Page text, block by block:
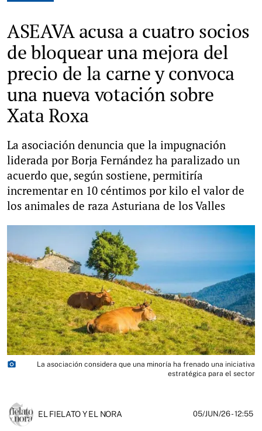
ASEAVA acusa a cuatro socios
de bloquear una mejora del
precio de la carne y convoca
una nueva votación sobre
Xata Roxa
La asociación denuncia que la impugnación
liderada por Borja Fernández ha paralizado un
acuerdo que, según sostiene, permitiría
incrementar en 10 céntimos por kilo el valor de
los animales de raza Asturiana de los Valles
photo_camera
La asociación considera que una minoría ha frenado una iniciativa
estratégica para el sector
EL FIELATO Y EL NORA 05/JUN/26- 12:55